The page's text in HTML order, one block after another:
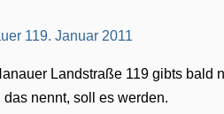
Landstraße 119 gibts bald
nennt, soll es werden.